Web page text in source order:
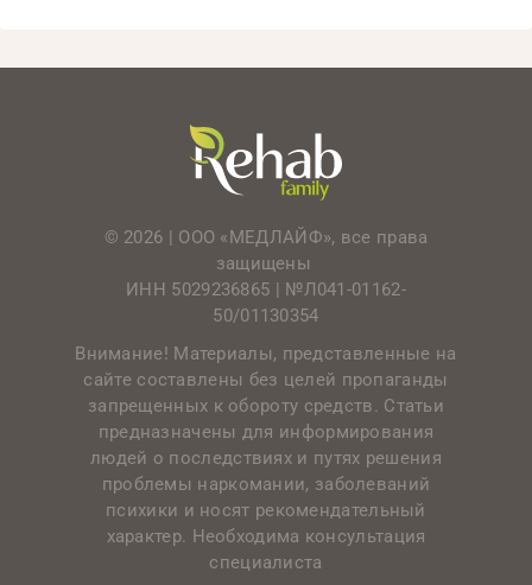
© 2026 | ООО «МЕДЛАЙФ», все права
защищены
ИНН 5029236865 | №Л041-01162-
50/01130354
Внимание! Материалы, представленные на
сайте составлены без целей пропаганды
запрещенных к обороту средств. Статьи
предназначены для информирования
людей о последствиях и путях решения
проблемы наркомании, заболеваний
психики и носят рекомендательный
характер. Необходима консультация
специалиста